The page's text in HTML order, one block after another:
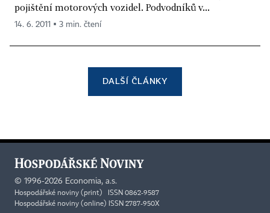
pojištění motorových vozidel. Podvodníků v...
14. 6. 2011 ▪ 3 min. čtení
DALŠÍ ČLÁNKY
© 1996-2026 Economia, a.s.
Hospodářské noviny (print) ISSN 0862-9587
Hospodářské noviny (online) ISSN 2787-950X